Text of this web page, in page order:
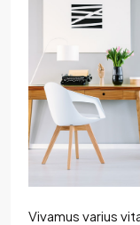
Vivamus varius